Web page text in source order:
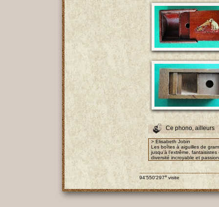
Ce phono, ailleurs
> Elisabeth Jobin
Les boîtes à aiguilles de
jusqu’à l’extrême,
diversité incroyable et
94'550'297e visite